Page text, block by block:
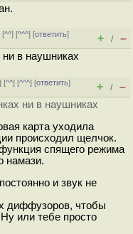
[^^] [^^^] [ответить]
+ / –
в наушниках
] [^^] [^^^] [ответить]
+ / –
ни в наушниках
карта уходила
происходил щелчок.
спящего режима
намази.
и звук не
диффузоров, чтобы
или тебе просто